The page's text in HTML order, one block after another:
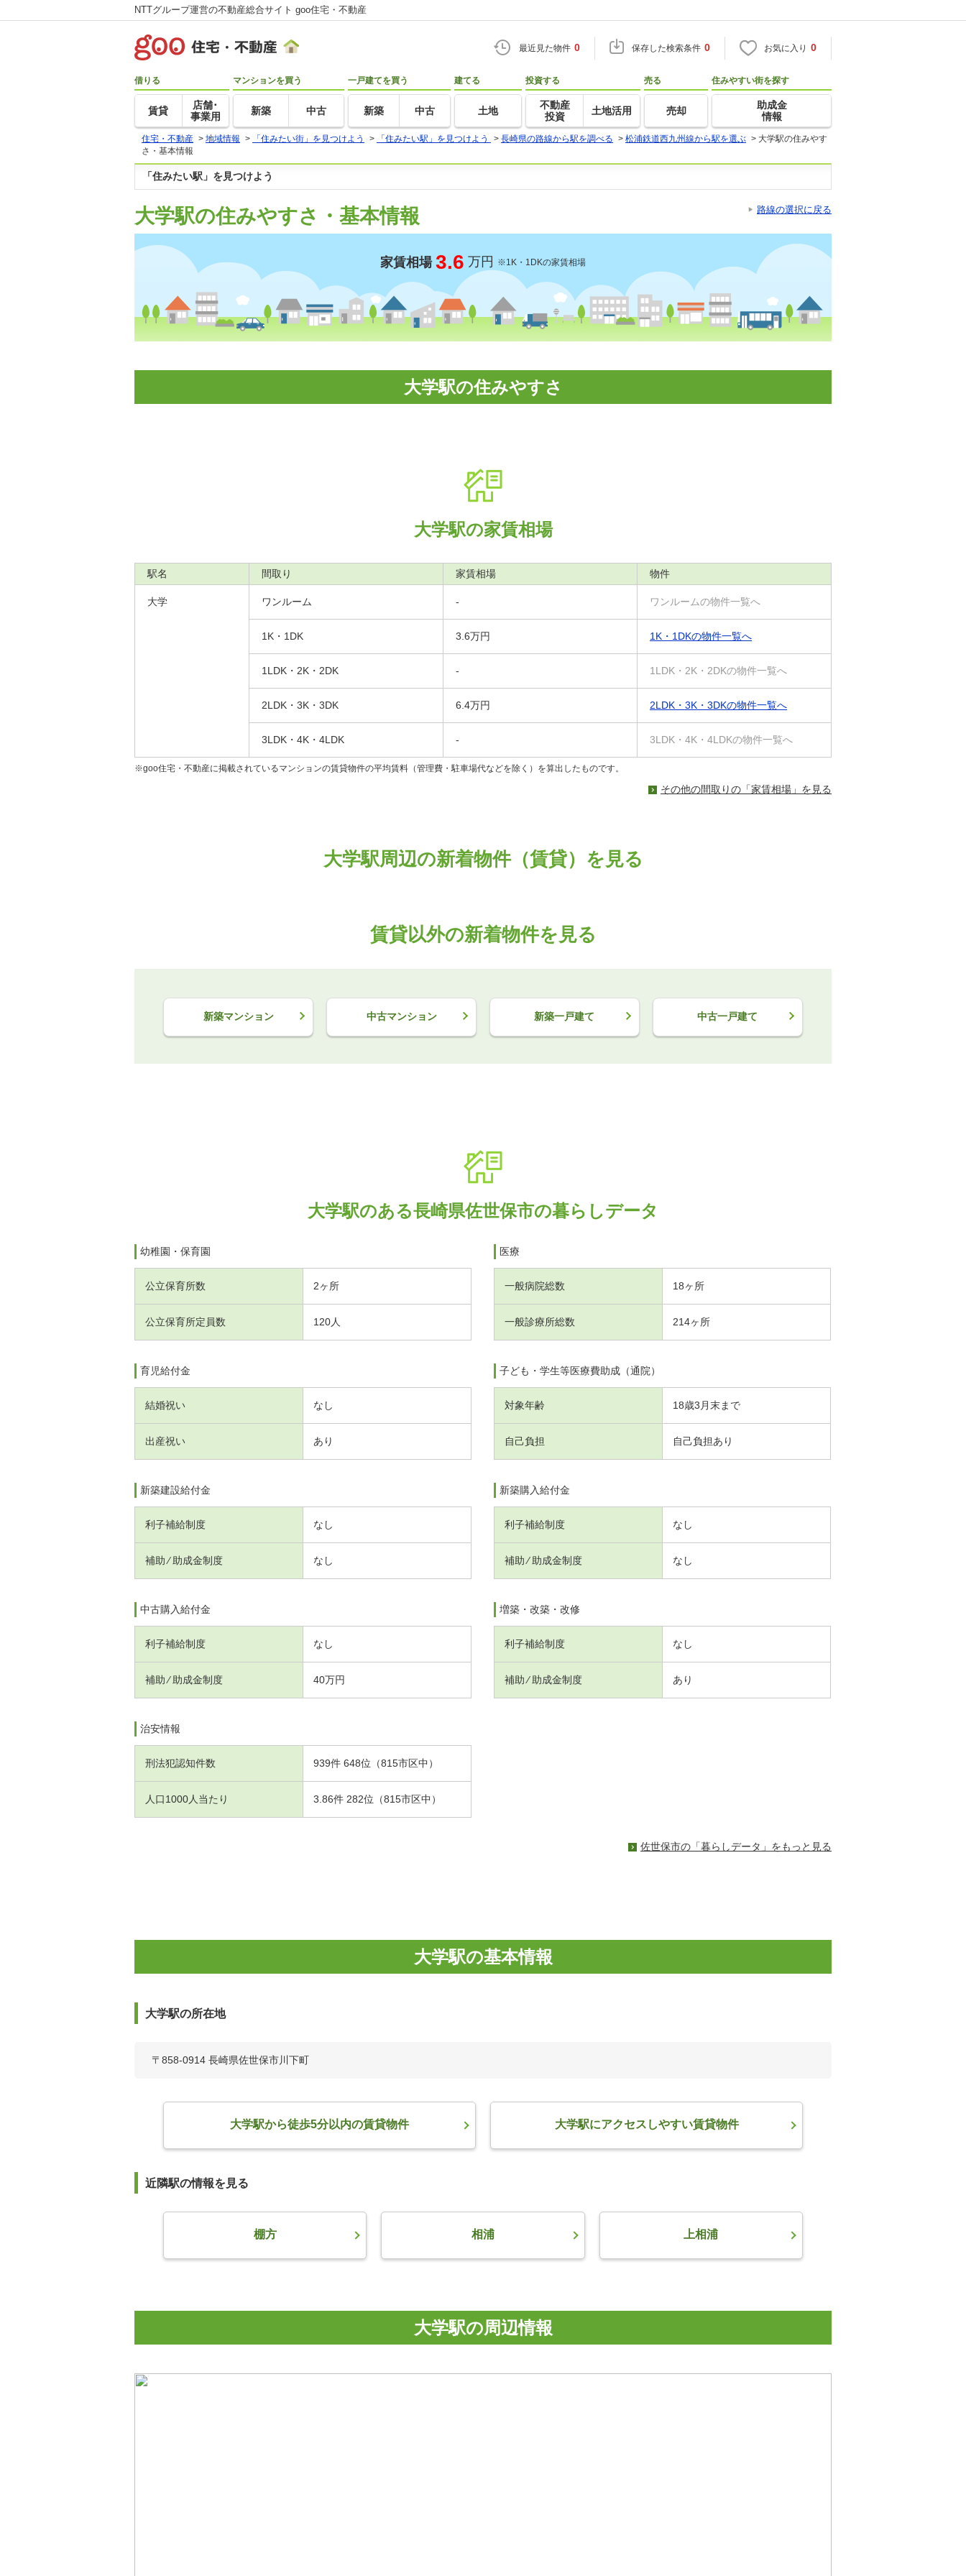
NTTグループ運営の不動産総合サイト goo住宅・不動産
最近見た物件 0 保存した検索条件 0 お気に入り 0
借りる
賃貸
店舗･
事業用
マンションを買う
新築 中古
一戸建てを買う
新築 中古
建てる
土地
投資する
不動産
投資
土地活用
売る
売却
住みやすい街を探す
助成金
情報
住宅・不動産 > 地域情報 > 「住みたい街」を見つけよう > 「住みたい駅」を見つけよう > 長崎県の路線から駅を調べる > 松浦鉄道西九州線から駅を選ぶ > 大学駅の住みやす
さ・基本情報
「住みたい駅」を見つけよう
大学駅の住みやすさ・基本情報 路線の選択に戻る
家賃相場 3.6 万円 ※1K・1DKの家賃相場
大学駅の住みやすさ
大学駅の家賃相場
駅名 間取り 家賃相場 物件
大学 ワンルーム - ワンルームの物件一覧へ
1K・1DK 3.6万円 1K・1DKの物件一覧へ
1LDK・2K・2DK - 1LDK・2K・2DKの物件一覧へ
2LDK・3K・3DK 6.4万円 2LDK・3K・3DKの物件一覧へ
3LDK・4K・4LDK - 3LDK・4K・4LDKの物件一覧へ
※goo住宅・不動産に掲載されているマンションの賃貸物件の平均賃料（管理費・駐車場代などを除く）を算出したものです。
その他の間取りの「家賃相場」を見る
大学駅周辺の新着物件（賃貸）を見る
賃貸以外の新着物件を見る
新築マンション 中古マンション 新築一戸建て 中古一戸建て
大学駅のある長崎県佐世保市の暮らしデータ
幼稚園・保育園
公立保育所数 2ヶ所
公立保育所定員数 120人
医療
一般病院総数 18ヶ所
一般診療所総数 214ヶ所
育児給付金
結婚祝い なし
出産祝い あり
子ども・学生等医療費助成（通院）
対象年齢 18歳3月末まで
自己負担 自己負担あり
新築建設給付金
利子補給制度 なし
補助 ⁄ 助成金制度 なし
新築購入給付金
利子補給制度 なし
補助 ⁄ 助成金制度 なし
中古購入給付金
利子補給制度 なし
補助 ⁄ 助成金制度 40万円
増築・改築・改修
利子補給制度 なし
補助 ⁄ 助成金制度 あり
治安情報
刑法犯認知件数 939件 648位（815市区中）
人口1000人当たり 3.86件 282位（815市区中）
佐世保市の「暮らしデータ」をもっと見る
大学駅の基本情報
大学駅の所在地
〒858-0914 長崎県佐世保市川下町
大学駅から徒歩5分以内の賃貸物件 大学駅にアクセスしやすい賃貸物件
近隣駅の情報を見る
棚方 相浦 上相浦
大学駅の周辺情報